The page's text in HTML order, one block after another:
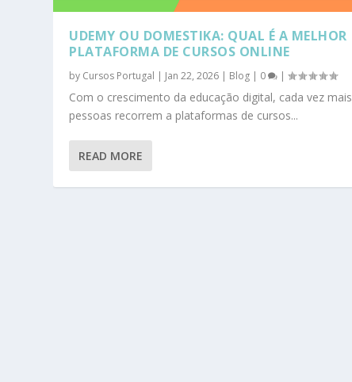
UDEMY OU DOMESTIKA: QUAL É A MELHOR
PLATAFORMA DE CURSOS ONLINE
by Cursos Portugal | Jan 22, 2026 | Blog | 0 |
Com o crescimento da educação digital, cada vez mais
pessoas recorrem a plataformas de cursos...
READ MORE